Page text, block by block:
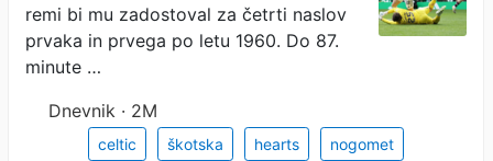
remi bi mu zadostoval za četrti naslov
prvaka in prvega po letu 1960. Do 87.
minute …
Dnevnik · 2M
celtic škotska hearts nogomet